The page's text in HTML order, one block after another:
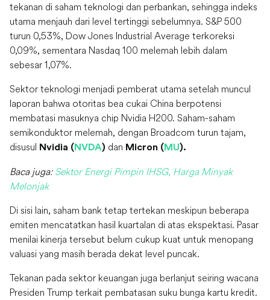
tekanan di saham teknologi dan perbankan, sehingga indeks
utama menjauh dari level tertinggi sebelumnya. S&P 500
turun 0,53%, Dow Jones Industrial Average terkoreksi
0,09%, sementara Nasdaq 100 melemah lebih dalam
sebesar 1,07%.
Sektor teknologi menjadi pemberat utama setelah muncul
laporan bahwa otoritas bea cukai China berpotensi
membatasi masuknya chip Nvidia H200. Saham-saham
semikonduktor melemah, dengan Broadcom turun tajam,
disusul Nvidia ( NVDA) dan Micron ( MU).
Baca juga: Sektor Energi Pimpin IHSG, Harga Minyak
Melonjak
Di sisi lain, saham bank tetap tertekan meskipun beberapa
emiten mencatatkan hasil kuartalan di atas ekspektasi. Pasar
menilai kinerja tersebut belum cukup kuat untuk menopang
valuasi yang masih berada dekat level puncak.
Tekanan pada sektor keuangan juga berlanjut seiring wacana
Presiden Trump terkait pembatasan suku bunga kartu kredit.